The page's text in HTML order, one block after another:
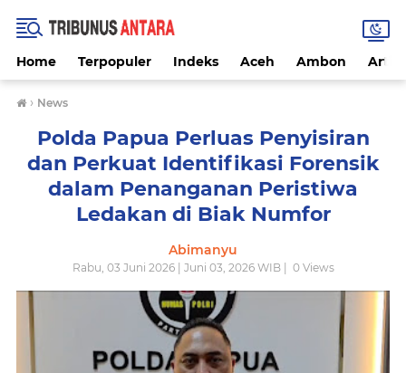
Home Terpopuler Indeks Aceh Ambon
› News
Polda Papua Perluas Penyisiran
dan Perkuat Identifikasi Forensik
dalam Penanganan Peristiwa
Ledakan di Biak Numfor
Abimanyu
Rabu, 03 Juni 2026 | Juni 03, 2026 WIB | 0Views